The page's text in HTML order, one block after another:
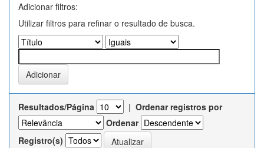
Adicionar filtros:
Utilizar filtros para refinar o resultado de busca.
Resultados/Página | Ordenar registros por
Ordenar
Registro(s)